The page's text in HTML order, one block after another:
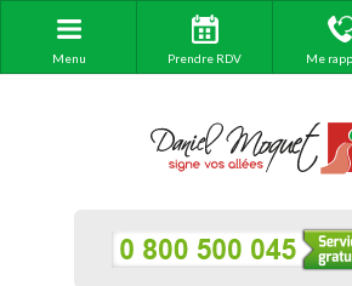
Menu Prendre RDV Me